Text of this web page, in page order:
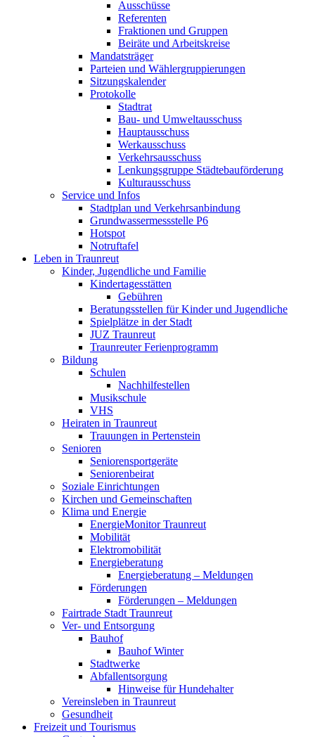
Ausschüsse
Referenten
Fraktionen und Gruppen
Beiräte und Arbeitskreise
Mandatsträger
Parteien und Wählergruppierungen
Sitzungskalender
Protokolle
Stadtrat
Bau- und Umweltausschuss
Hauptausschuss
Werkausschuss
Verkehrsausschuss
Lenkungsgruppe Städtebauförderung
Kulturausschuss
Service und Infos
Stadtplan und Verkehrsanbindung
Grundwassermessstelle P6
Hotspot
Notruftafel
Leben in Traunreut
Kinder, Jugendliche und Familie
Kindertagesstätten
Gebühren
Beratungsstellen für Kinder und Jugendliche
Spielplätze in der Stadt
JUZ Traunreut
Traunreuter Ferienprogramm
Bildung
Schulen
Nachhilfestellen
Musikschule
VHS
Heiraten in Traunreut
Trauungen in Pertenstein
Senioren
Seniorensportgeräte
Seniorenbeirat
Soziale Einrichtungen
Kirchen und Gemeinschaften
Klima und Energie
EnergieMonitor Traunreut
Mobilität
Elektromobilität
Energieberatung
Energieberatung – Meldungen
Förderungen
Förderungen – Meldungen
Fairtrade Stadt Traunreut
Ver- und Entsorgung
Bauhof
Bauhof Winter
Stadtwerke
Abfallentsorgung
Hinweise für Hundehalter
Vereinsleben in Traunreut
Gesundheit
Freizeit und Tourismus